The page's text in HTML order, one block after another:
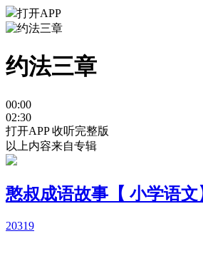
打开APP
约法三章
00:00
02:30
打开APP 收听完整版
以上内容来自专辑
憨叔成语故事【 小学语文
20319